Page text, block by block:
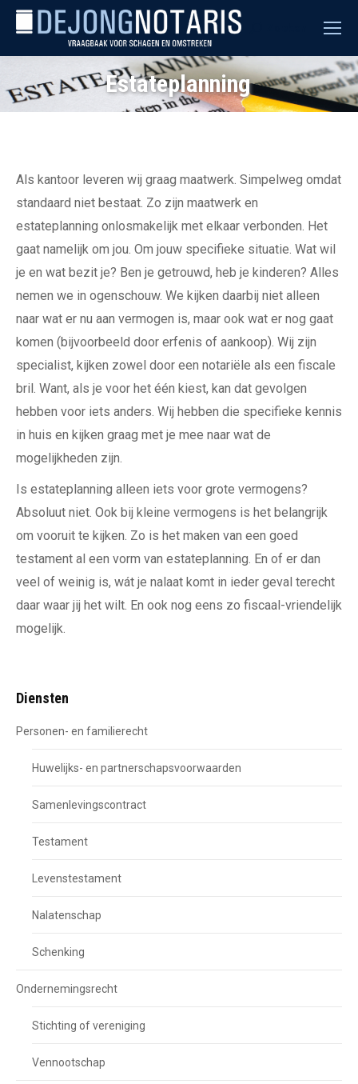
Estateplanning
Je bent hier:
Als kantoor leveren wij graag maatwerk. Simpelweg omdat
standaard niet bestaat. Zo zijn maatwerk en
estateplanning onlosmakelijk met elkaar verbonden. Het
gaat namelijk om jou. Om jouw specifieke situatie. Wat wil
je en wat bezit je? Ben je getrouwd, heb je kinderen? Alles
nemen we in ogenschouw. We kijken daarbij niet alleen
naar wat er nu aan vermogen is, maar ook wat er nog gaat
komen (bijvoorbeeld door erfenis of aankoop). Wij zijn
specialist, kijken zowel door een notariële als een fiscale
bril. Want, als je voor het één kiest, kan dat gevolgen
hebben voor iets anders. Wij hebben die specifieke kennis
in huis en kijken graag met je mee naar wat de
mogelijkheden zijn.
Is estateplanning alleen iets voor grote vermogens?
Absoluut niet. Ook bij kleine vermogens is het belangrijk
om vooruit te kijken. Zo is het maken van een goed
testament al een vorm van estateplanning. En of er dan
veel of weinig is, wát je nalaat komt in ieder geval terecht
daar waar jij het wilt. En ook nog eens zo fiscaal-vriendelijk
mogelijk.
Diensten
Personen- en familierecht
Huwelijks- en partnerschapsvoorwaarden
Samenlevingscontract
Testament
Levenstestament
Nalatenschap
Schenking
Ondernemingsrecht
Stichting of vereniging
Vennootschap